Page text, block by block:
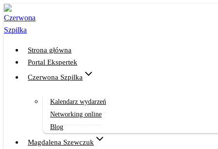
Przejdź
do
treści
Strona główna
Portal Ekspertek
Czerwona Szpilka
Kalendarz wydarzeń
Networking online
Blog
Magdalena Szewczuk